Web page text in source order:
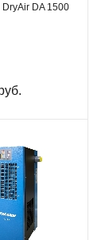
DA 1500